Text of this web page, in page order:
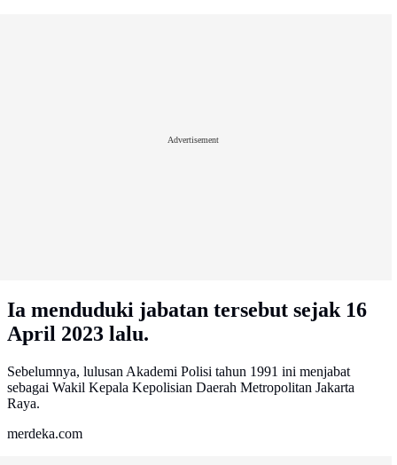
Advertisement
Ia menduduki jabatan tersebut sejak 16
April 2023 lalu.
Sebelumnya, lulusan Akademi Polisi tahun 1991 ini menjabat
sebagai Wakil Kepala Kepolisian Daerah Metropolitan Jakarta
Raya.
merdeka.com